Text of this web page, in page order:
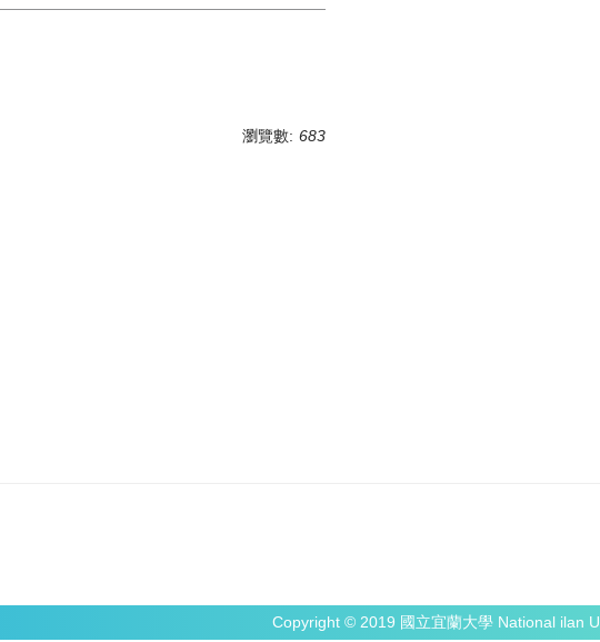
瀏覽數: 683
Copyright © 2019 國立宜蘭大學 National ilan